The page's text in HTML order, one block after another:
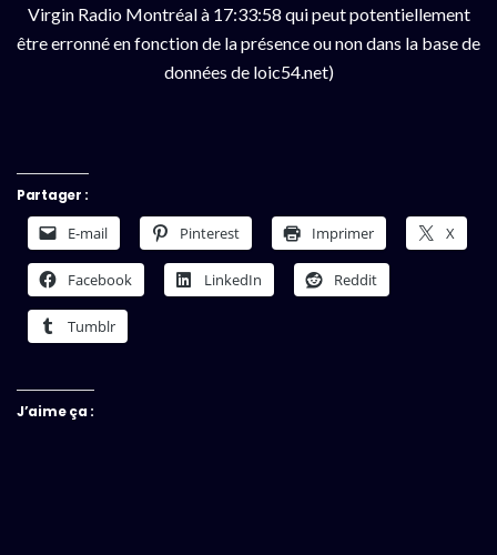
Virgin Radio Montréal à 17:33:58 qui peut potentiellement
être erronné en fonction de la présence ou non dans la base de
données de loic54.net)
Partager :
E-mail Pinterest Imprimer X
Facebook LinkedIn Reddit
Tumblr
J’aime ça :